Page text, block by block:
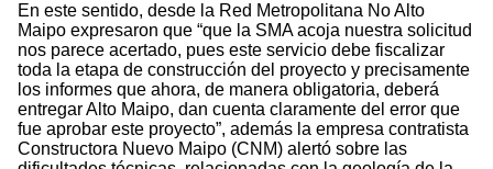
En este sentido, desde la Red Metropolitana No Alto
Maipo expresaron que “que la SMA acoja nuestra solicitud
nos parece acertado, pues este servicio debe fiscalizar
toda la etapa de construcción del proyecto y precisamente
los informes que ahora, de manera obligatoria, deberá
entregar Alto Maipo, dan cuenta claramente del error que
fue aprobar este proyecto”, además la empresa contratista
Constructora Nuevo Maipo (CNM) alertó sobre las